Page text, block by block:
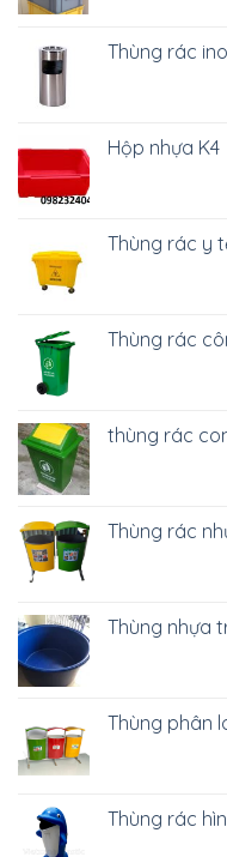
Thùng rác
Hộp nhựa K4
Thùng rác y
Thùng rác
thùng rác
Thùng rác
Thùng nhựa
Thùng phân
Thùng rác